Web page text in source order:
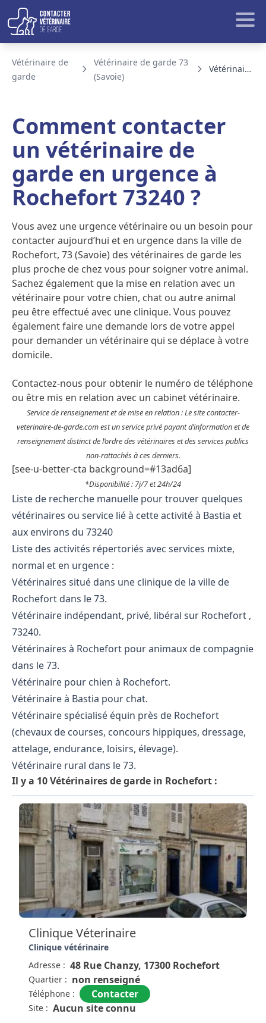
Aller au contenu
BLOG ET ACTUALITE
Vétérinaire de
garde
Vétérinaire de garde 73
(Savoie)
Vétérinaire de garde Rochefort
Comment contacter
un vétérinaire de
garde en urgence à
Rochefort 73240 ?
Vous avez une urgence vétérinaire ou un besoin pour
contacter aujourd’hui et en urgence dans la ville de
Rochefort, 73 (Savoie) des vétérinaires de garde les
plus proche de chez vous pour soigner votre animal.
Sachez également que la mise en relation avec un
vétérinaire pour votre chien, chat ou autre animal
peu être effectué avec une clinique. Vous pouvez
également faire une demande lors de votre appel
pour demander un vétérinaire qui se déplace à votre
domicile.
Contactez-nous pour obtenir le numéro de téléphone
ou être mis en relation avec un cabinet vétérinaire.
Service de renseignement et de mise en relation : Le site contacter-
veterinaire-de-garde.com est un service privé payant d’information et de
renseignement distinct de l’ordre des vétérinaires et des services publics
non-rattachés à ces derniers.
[see-u-better-cta background=#13ad6a]
*Disponibilité : 7j/7 et 24h/24
Liste de recherche manuelle pour trouver quelques
vétérinaires ou service lié à cette activité à Bastia et
aux environs du 73240
Liste des activités répertoriés avec services mixte,
normal et en urgence :
Vétérinaires situé dans une clinique de la ville de
Rochefort dans le 73.
Vétérinaire indépendant, privé, libéral sur Rochefort ,
73240.
Vétérinaires à Rochefort pour animaux de compagnie
dans le 73.
Vétérinaire pour chien à Rochefort.
Vétérinaire à Bastia pour chat.
Vétérinaire spécialisé équin près de Rochefort
(chevaux de courses, concours hippiques, dressage,
attelage, endurance, loisirs, élevage).
Vétérinaire rural dans le 73.
Il y a 10 Vétérinaires de garde in Rochefort :
Clinique Véterinaire
Clinique vétérinaire
Adresse : 48 Rue Chanzy, 17300 Rochefort
Quartier : non renseigné
Téléphone : Contacter
Site : Aucun site connu